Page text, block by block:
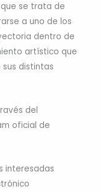
se trata de
a uno de los
dentro de
artístico que
distintas
del
oficial de
interesadas